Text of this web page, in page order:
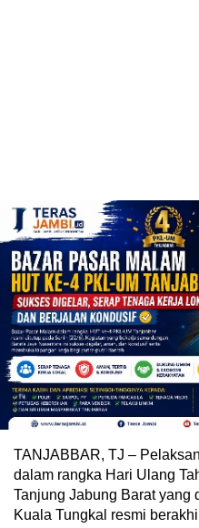
TANJABBAR, TJ –
dalam rangka Hari Ulang
Tanjung Jabung Barat yang
Kuala Tungkal resmi